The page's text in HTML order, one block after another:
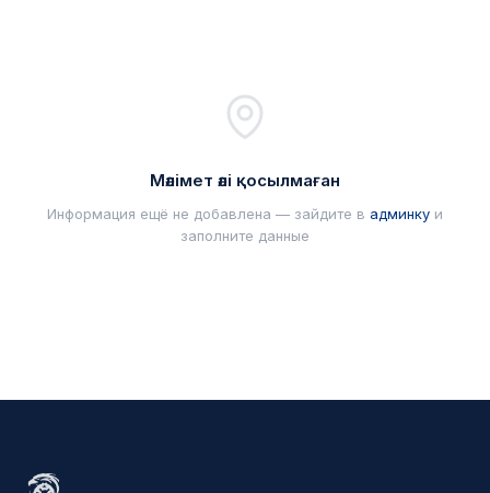
Мәлімет әлі қосылмаған
Информация ещё не добавлена — зайдите в админку и
заполните данные